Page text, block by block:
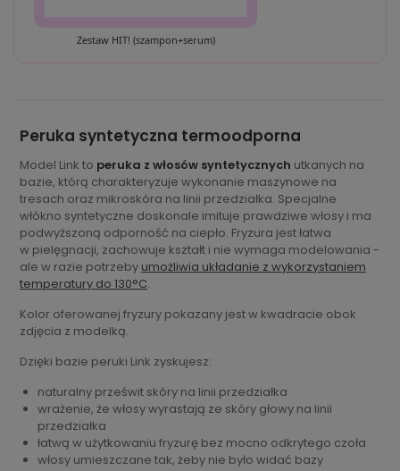
Zestaw HIT! (szampon+serum)
Peruka syntetyczna termoodporna
Model Link to peruka z włosów syntetycznych utkanych na
bazie, którą charakteryzuje wykonanie maszynowe na
tresach oraz mikroskóra na linii przedziałka. Specjalne
włókno syntetyczne doskonale imituje prawdziwe włosy i ma
podwyższoną odporność na ciepło. Fryzura jest łatwa
w pielęgnacji, zachowuje kształt i nie wymaga modelowania -
ale w razie potrzeby umożliwia układanie z wykorzystaniem
temperatury do 130°C.
Kolor oferowanej fryzury pokazany jest w kwadracie obok
zdjęcia z modelką.
Dzięki bazie peruki Link zyskujesz:
naturalny prześwit skóry na linii przedziałka
wrażenie, że włosy wyrastają ze skóry głowy na linii
przedziałka
łatwą w użytkowaniu fryzurę bez mocno odkrytego czoła
włosy umieszczane tak, żeby nie było widać bazy